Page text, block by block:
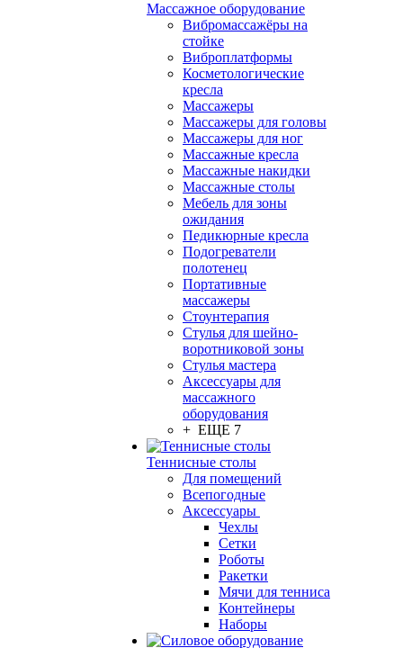
Массажное оборудование
Вибромассажёры на
стойке
Виброплатформы
Косметологические
кресла
Массажеры
Массажеры для головы
Массажеры для ног
Массажные кресла
Массажные накидки
Массажные столы
Мебель для зоны
ожидания
Педикюрные кресла
Подогреватели
полотенец
Портативные
массажеры
Стоунтерапия
Стулья для шейно-
воротниковой зоны
Стулья мастера
Аксессуары для
массажного
оборудования
+ ЕЩЕ 7
Теннисные столы
Для помещений
Всепогодные
Аксессуары
Чехлы
Сетки
Роботы
Ракетки
Мячи для тенниса
Контейнеры
Наборы